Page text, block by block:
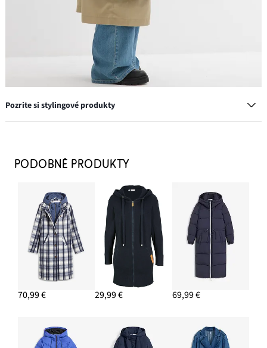
Pozrite si stylingové produkty
38,99 €
PRIDAŤ DO KOŠÍKA
Vrúbkovaný top (2 ks v balení) z bio bavlny
10,99 €
PRIDAŤ DO KOŠÍKA
Prstene, 8 kusov, rôzne dizajny
PODOBNÉ PRODUKTY
70,99 € 29,99 € 69,99 €